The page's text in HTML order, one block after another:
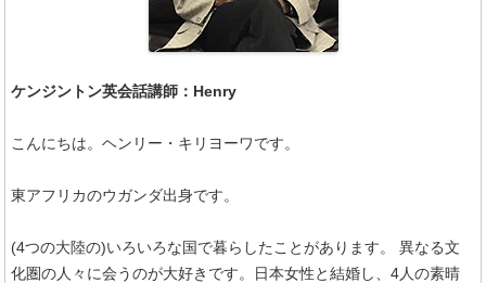
ケンジントン英会話講師：Henry
こんにちは。ヘンリー・キリヨーワです。
東アフリカのウガンダ出身です。
(4つの大陸の)いろいろな国で暮らしたことがあります。 異なる文
化圏の人々に会うのが大好きです。日本女性と結婚し、4人の素晴